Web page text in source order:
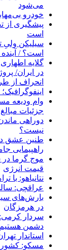
می‌شود
خودرو
پیشگیری از
است
است؟ /
گلایه
در ایران/
انحراف از طرح جامع
اینفوگرافیک؛ اعزام ۲۱ هزار زائر
وام ودیعه
جزئیات
دوراهی
نیست؟
طنین عشق
راهپیمایی
موج گرما
قیمت انرژی
نتانیاهو: با
عراقچی:
در هرمزگان
سردار
دشمن هستیم
استاندار
مسکو: